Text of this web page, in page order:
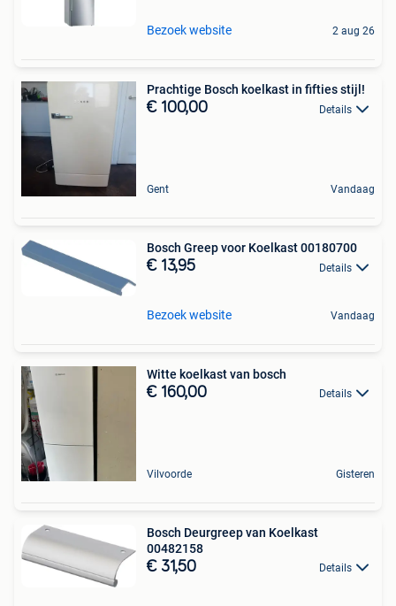
Bezoek website 2 aug 26
Prachtige Bosch koelkast in fifties stijl!
€ 100,00 Details
Gent Vandaag
Bosch Greep voor Koelkast 00180700
€ 13,95 Details
Bezoek website Vandaag
Witte koelkast van bosch
€ 160,00 Details
Vilvoorde Gisteren
Bosch Deurgreep van Koelkast
00482158
€ 31,50 Details